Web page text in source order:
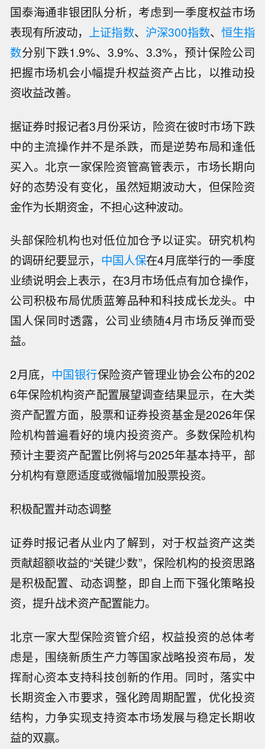
国泰海通非银团队分析，考虑到一季度权益市场
表现有所波动， 上证指数、 沪深300指数、 恒生指
数分别下跌1.9%、3.9%、3.3%，预计保险公司
把握市场机会小幅提升权益资产占比，以推动投
资收益改善。
据证券时报记者3月份采访，险资在彼时市场下跌
中的主流操作并不是杀跌，而是逆势布局和逢低
买入。北京一家保险资管高管表示，市场长期向
好的态势没有变化，虽然短期波动大，但保险资
金作为长期资金，不担心这种波动。
头部保险机构也对低位加仓予以证实。研究机构
的调研纪要显示， 中国人保在4月底举行的一季度
业绩说明会上表示，在3月市场低点有加仓操作，
公司积极布局优质蓝筹品种和科技成长龙头。中
国人保同时透露，公司业绩随4月市场反弹而受
益。
2月底， 中国银行保险资产管理业协会公布的202
6年保险机构资产配置展望调查结果显示，在大类
资产配置方面，股票和证券投资基金是2026年保
险机构普遍看好的境内投资资产。多数保险机构
预计主要资产配置比例将与2025年基本持平，部
分机构有意愿适度或微幅增加股票投资。
积极配置并动态调整
证券时报记者从业内了解到，对于权益资产这类
贡献超额收益的“关键少数”，保险机构的投资思路
是积极配置、动态调整，即自上而下强化策略投
资，提升战术资产配置能力。
北京一家大型保险资管介绍，权益投资的总体考
虑是，围绕新质生产力等国家战略投资布局，发
挥耐心资本支持科技创新的作用。同时，落实中
长期资金入市要求，强化跨周期配置，优化投资
结构，力争实现支持资本市场发展与稳定长期收
益的双赢。